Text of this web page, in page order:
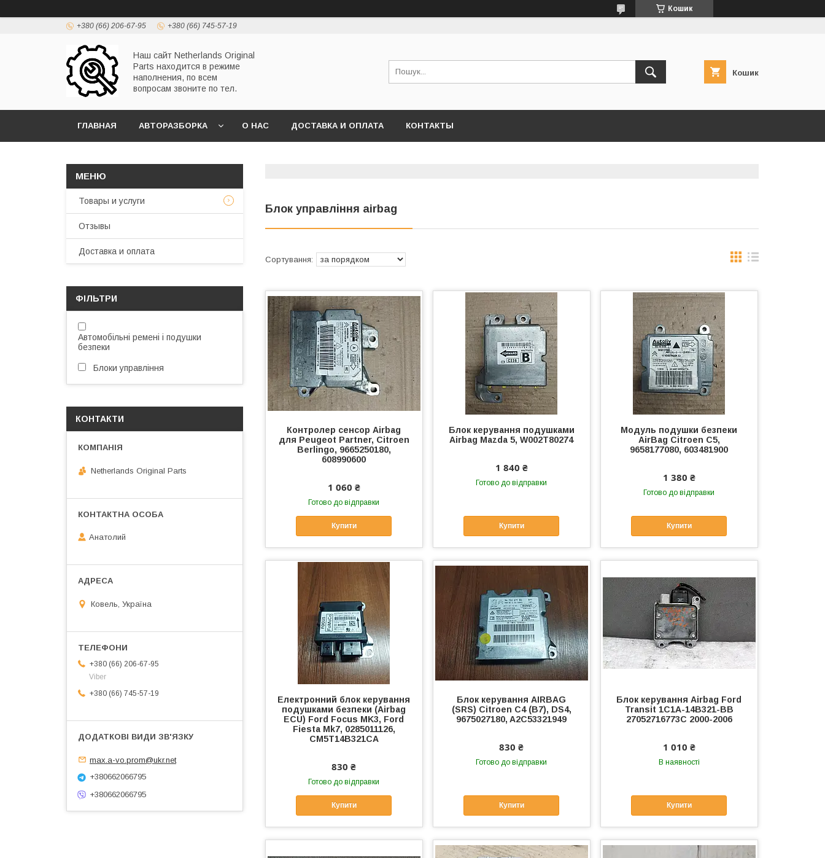
Кошик
+380 (66) 206-67-95 +380 (66) 745-57-19
Наш сайт Netherlands Original
Parts находится в режиме
наполнения, по всем
вопросам звоните по тел.
Кошик
ГЛАВНАЯ АВТОРАЗБОРКА О НАС ДОСТАВКА И ОПЛАТА КОНТАКТЫ
Блок управління airbag
Контролер сенсор Airbag
для Peugeot Partner, Citroen
Berlingo, 9665250180,
608990600
1 060 ₴
Готово до відправки
Купити
Блок керування подушками
Airbag Mazda 5, W002T80274
1 840 ₴
Готово до відправки
Купити
Модуль подушки безпеки
AirBag Citroen C5,
9658177080, 603481900
1 380 ₴
Готово до відправки
Купити
Електронний блок керування
подушками безпеки (Airbag
ECU) Ford Focus MK3, Ford
Fiesta Mk7, 0285011126,
CM5T14B321CA
830 ₴
Готово до відправки
Купити
Блок керування AIRBAG
(SRS) Citroen C4 (B7), DS4,
9675027180, A2C53321949
830 ₴
Готово до відправки
Купити
Блок керування Airbag Ford
Transit 1C1A-14B321-BB
27052716773C 2000-2006
1 010 ₴
В наявності
Купити
Товары и услуги
Отзывы
Доставка и оплата
ФІЛЬТРИ
Автомобільні ремені і подушки
безпеки
Блоки управління
КОНТАКТИ
Netherlands Original Parts
Анатолий
Ковель, Україна
+380 (66) 206-67-95
Viber
+380 (66) 745-57-19
max.a-vo.prom@ukr.net
+380662066795
+380662066795